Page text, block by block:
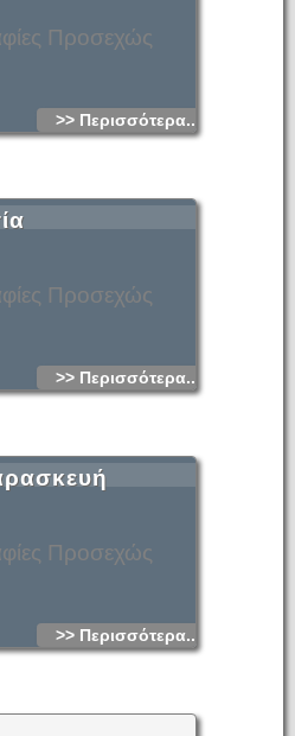
Προσεχώς
>> Περισσότερα...
Προσεχώς
>> Περισσότερα...
Προσεχώς
>> Περισσότερα...